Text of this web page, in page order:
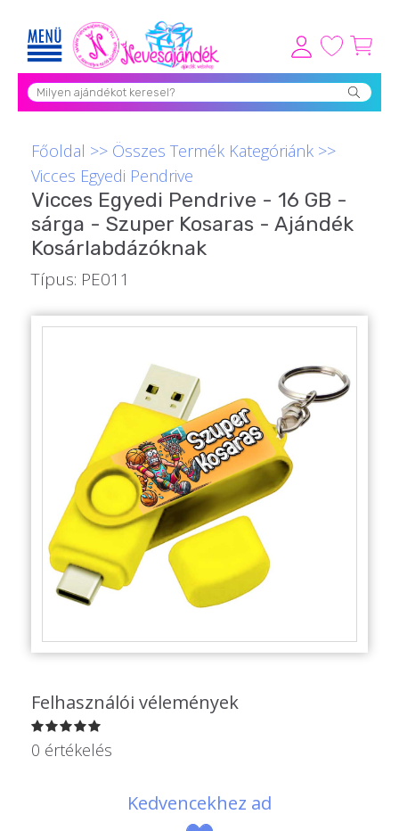
Viszonteladóknak
Újdonságok
Grill Party Kellékek ❤️
Egyedi Ajándékok Rendelés
Összes Ajándék Kategória ⭐
Vicces Pólók
Ajándék Ötletek Férfiaknak
Ajándék Nőknek
Ajándék Gyerekeknek
Családtagoknak
Party kellékek
Vicces ajándékok
Főoldal >> Összes Termék Kategóriánk >>
Vicces Egyedi Pendrive
Vicces Egyedi Pendrive - 16 GB -
sárga - Szuper Kosaras - Ajándék
Kosárlabdázóknak
Típus: PE011
Felhasználói vélemények
0 értékelés
Kedvencekhez ad